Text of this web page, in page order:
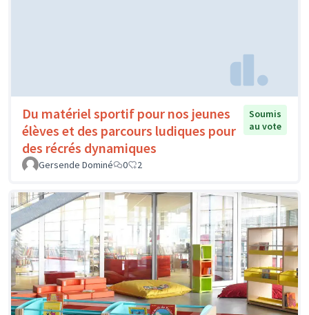
Du matériel sportif pour nos jeunes
élèves et des parcours ludiques pour
des récrés dynamiques
Soumis
au vote
Gersende Dominé 0 2